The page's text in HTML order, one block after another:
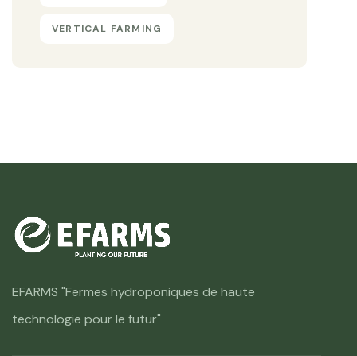
VERTICAL FARMING
EFARMS "Fermes hydroponiques de haute
technologie pour le futur"